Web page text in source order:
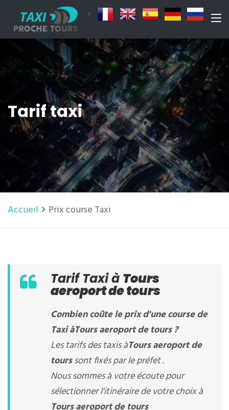
Tarif taxi
Accueil Prix course Taxi
Tarif Taxi à Tours
aeroport de tours
Combien coûte le prix d'une course de
Taxi àTours aeroport de tours?
Les tarifs des taxis àTours aeroport de
tourssont fixés par le préfet .
Nous sommes à votre écoute pour
sélectionner l'itinéraire de votre choix à